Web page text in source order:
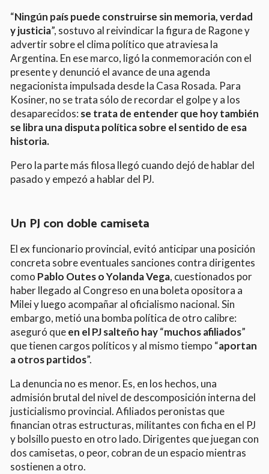
“Ningún país puede construirse sin memoria, verdad
y justicia”, sostuvo al reivindicar la figura de Ragone y
advertir sobre el clima político que atraviesa la
Argentina. En ese marco, ligó la conmemoración con el
presente y denunció el avance de una agenda
negacionista impulsada desde la Casa Rosada. Para
Kosiner, no se trata sólo de recordar el golpe y a los
desaparecidos: se trata de entender que hoy también
se libra una disputa política sobre el sentido de esa
historia.
Pero la parte más filosa llegó cuando dejó de hablar del
pasado y empezó a hablar del PJ.
Un PJ con doble camiseta
El ex funcionario provincial, evitó anticipar una posición
concreta sobre eventuales sanciones contra dirigentes
como Pablo Outes o Yolanda Vega, cuestionados por
haber llegado al Congreso en una boleta opositora a
Milei y luego acompañar al oficialismo nacional. Sin
embargo, metió una bomba política de otro calibre:
aseguró queen el PJ salteño hay“muchos afiliados”
que tienen cargos políticos y al mismo tiempo “aportan
a otros partidos”.
La denuncia no es menor. Es, en los hechos, una
admisión brutal del nivel de descomposición interna del
justicialismo provincial. Afiliados peronistas que
financian otras estructuras, militantes con ficha en el PJ
y bolsillo puesto en otro lado. Dirigentes que juegan con
dos camisetas, o peor, cobran de un espacio mientras
sostienen a otro.